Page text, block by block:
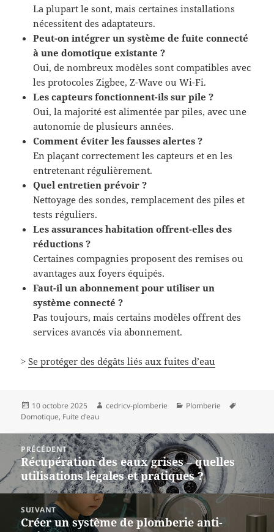
La plupart le sont, mais certaines installations
nécessitent des adaptateurs.
Peut-on intégrer un système de fuite connecté
à une domotique existante ?
Oui, de nombreux modèles sont compatibles avec
les protocoles Zigbee, Z-Wave ou Wi-Fi.
Les capteurs fonctionnent-ils sur pile ?
Oui, la majorité est alimentée par piles, avec une
autonomie de plusieurs années.
Comment éviter les fausses alertes ?
En plaçant correctement les capteurs et en les
entretenant régulièrement.
Quel entretien prévoir ?
Nettoyage des sondes, remplacement des piles et
tests réguliers.
Les assurances habitation offrent-elles des
réductions ?
Certaines compagnies proposent des remises ou
avantages aux foyers équipés.
Faut-il un abonnement pour utiliser un
système connecté ?
Pas toujours, mais certains modèles offrent des
services avancés via abonnement.
>Se protéger des dégâts liés aux fuites d’eau
Publié
le
10 octobre 2025 Auteur
cedricv-plomberie Catégories
Plomberie
Domotique, Fuite d'eau
Navigation
l’article
PRÉCÉDENT
Article
précédent :
Récupération des eaux grises – quelles
utilisations légales et pratiques ?
SUIVANT
Article
Créer un système de plomberie anti-